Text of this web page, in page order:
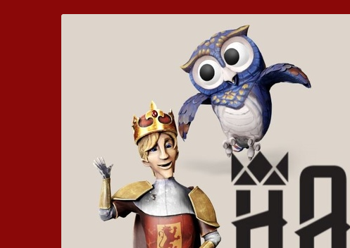
Hickhack
Harzburg
Euer
bewegtes
Kinoerlebnis